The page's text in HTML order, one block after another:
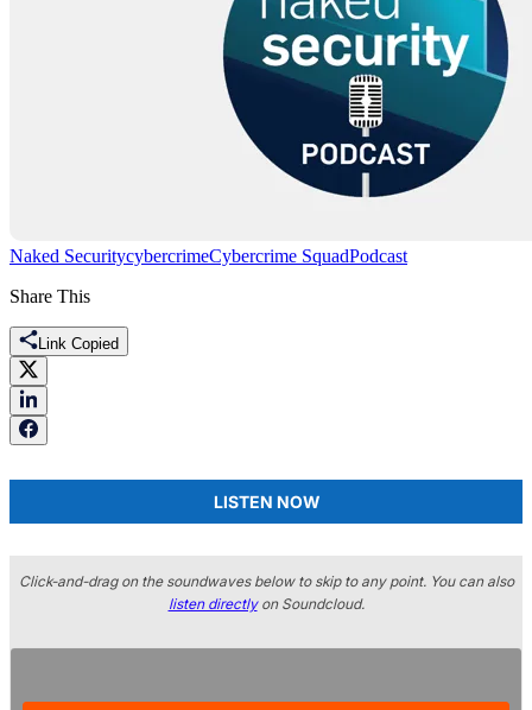
Naked SecuritycybercrimeCybercrime SquadPodcast
Share This
Link Copied
LISTEN NOW
Click-and-drag on the soundwaves below to skip to any point. You can also
listen directlyon Soundcloud.